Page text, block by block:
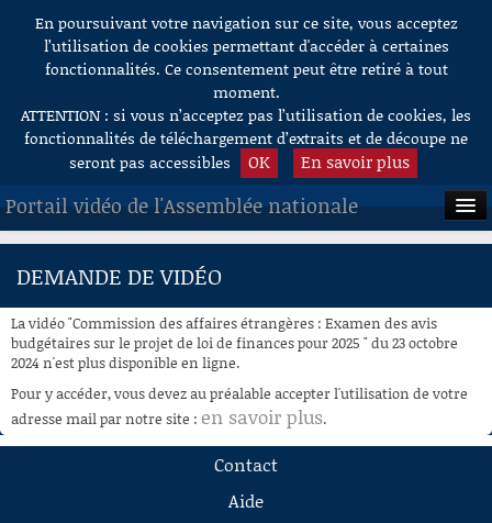
Aller au contenu
En poursuivant votre navigation sur ce site, vous acceptez
l’utilisation de cookies permettant d'accéder à certaines
fonctionnalités. Ce consentement peut être retiré à tout
moment.
ATTENTION : si vous n’acceptez pas l’utilisation de cookies, les
fonctionnalités de téléchargement d’extraits et de découpe ne
seront pas accessibles
OK En savoir plus
Portail vidéo de l'Assemblée nationale
ACCUEIL
À LA DEMANDE
RECHERCHE
AIDE À LA DÉCOUPE
DE VIDÉOS
DEMANDE DE VIDÉO
La vidéo "Commission des affaires étrangères : Examen des avis
budgétaires sur le projet de loi de finances pour 2025 " du 23 octobre
2024 n'est plus disponible en ligne.
Pour y accéder, vous devez au préalable accepter l'utilisation de votre
adresse mail par notre site : en savoir plus.
Contact
Aide